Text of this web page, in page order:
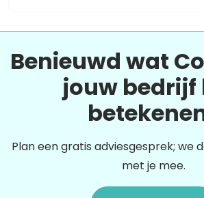
Benieuwd wat
jouw bedrijf
Plan een gratis adviesgesprek; we
met je mee.